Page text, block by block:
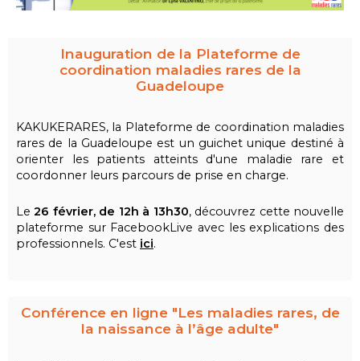
Inauguration de la Plateforme de
coordination maladies rares de la
Guadeloupe
KAKUKERARES, la Plateforme de coordination maladies
rares de la Guadeloupe est un guichet unique destiné à
orienter les patients atteints d'une maladie rare et
coordonner leurs parcours de prise en charge.
Le26 février, de 12h à 13h30, découvrez cette nouvelle
plateforme sur FacebookLive avec les explications des
professionnels. C'est ici.
Conférence en ligne "Les maladies rares, de
la naissance à l’âge adulte"